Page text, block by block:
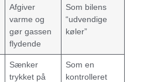
Afgiver
varme og
gør gassen
flydende
Som bilens
“udvendige
køler”
Sænker
trykket på
Som en
kontrolleret